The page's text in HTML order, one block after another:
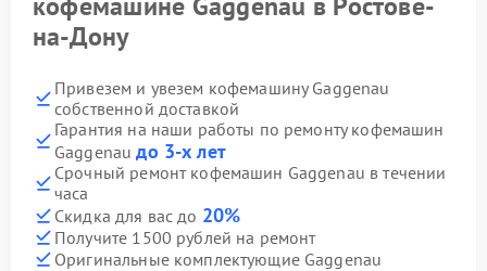
на-Дону
Привезем и увезем кофемашину Gaggenau
собственной доставкой
Гарантия на наши работы по ремонту кофемашин
Gaggenauдо 3-х лет
Срочный ремонт кофемашин Gaggenau в течении
часа
Скидка для вас до 20%
Получите 1500 рублей на ремонт
Оригинальные комплектующие Gaggenau